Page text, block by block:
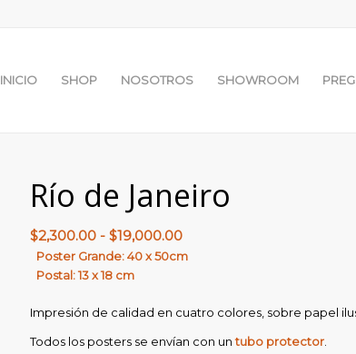
INICIO SHOP NOSOTROS SHOWROOM
Río de Janeiro
$2,300.00 - $19,000.00Rango
de
$2,300.00
hasta
Poster Grande: 40 x 50cm
Postal: 13 x 18 cm
Impresión de calidad en cuatro colores, sobre papel
Todos los posters se envían con untubo protector